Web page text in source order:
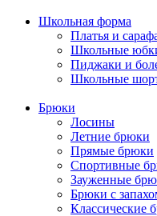
Школьная форма
Платья и
Школьные
Пиджаки и
Школьные
Брюки
Лосины
Летние брюки
Прямые брюки
Спортивные
Зауженные
Брюки с
Классические